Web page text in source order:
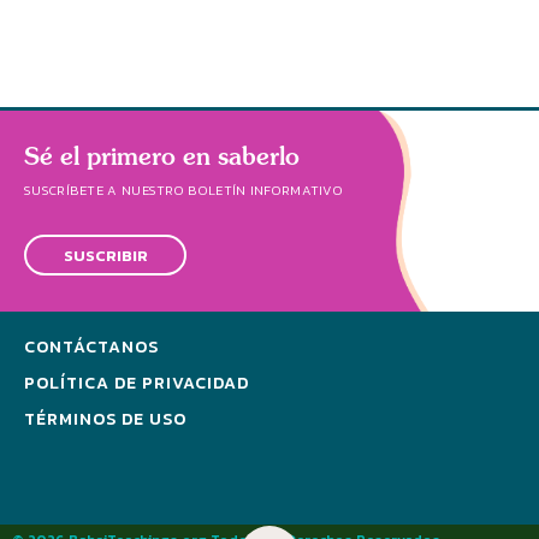
Sé el primero en saberlo
SUSCRÍBETE A NUESTRO BOLETÍN INFORMATIVO
SUSCRIBIR
CONTÁCTANOS
POLÍTICA DE PRIVACIDAD
TÉRMINOS DE USO